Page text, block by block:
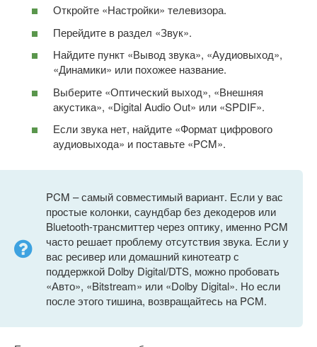
Откройте «Настройки» телевизора.
Перейдите в раздел «Звук».
Найдите пункт «Вывод звука», «Аудиовыход»,
«Динамики» или похожее название.
Выберите «Оптический выход», «Внешняя
акустика», «Digital Audio Out» или «SPDIF».
Если звука нет, найдите «Формат цифрового
аудиовыхода» и поставьте «PCM».
PCM – самый совместимый вариант. Если у вас
простые колонки, саундбар без декодеров или
Bluetooth-трансмиттер через оптику, именно PCM
часто решает проблему отсутствия звука. Если у
вас ресивер или домашний кинотеатр с
поддержкой Dolby Digital/DTS, можно пробовать
«Авто», «Bitstream» или «Dolby Digital». Но если
после этого тишина, возвращайтесь на PCM.